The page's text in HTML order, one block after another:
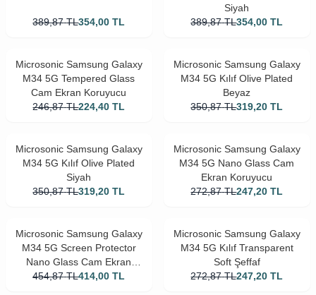
389,87 TL354,00 TL
Siyah
389,87 TL354,00 TL
Microsonic Samsung Galaxy
M34 5G Tempered Glass
Cam Ekran Koruyucu
246,87 TL224,40 TL
Microsonic Samsung Galaxy
M34 5G Kılıf Olive Plated
Beyaz
350,87 TL319,20 TL
Microsonic Samsung Galaxy
M34 5G Kılıf Olive Plated
Siyah
350,87 TL319,20 TL
Microsonic Samsung Galaxy
M34 5G Nano Glass Cam
Ekran Koruyucu
272,87 TL247,20 TL
Microsonic Samsung Galaxy
M34 5G Screen Protector
Nano Glass Cam Ekran
Koruyucu (3`lü Paket)
454,87 TL414,00 TL
Microsonic Samsung Galaxy
M34 5G Kılıf Transparent
Soft Şeffaf
272,87 TL247,20 TL